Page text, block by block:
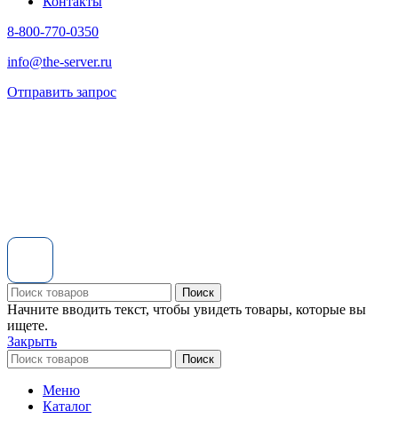
8-800-770-0350
info@the-server.ru
Отправить запрос
Поиск
Начните вводить текст, чтобы увидеть товары, которые вы
ищете.
Закрыть
Поиск
Меню
Каталог